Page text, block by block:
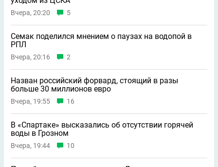
Вчера, 20:20 5
Семак поделился мнением о паузах на водопой в
РПЛ
Вчера, 20:16 2
Назван российский форвард, стоящий в разы
больше 30 миллионов евро
Вчера, 19:55 16
В «Спартаке» высказались об отсутствии горячей
воды в Грозном
Вчера, 19:44 10